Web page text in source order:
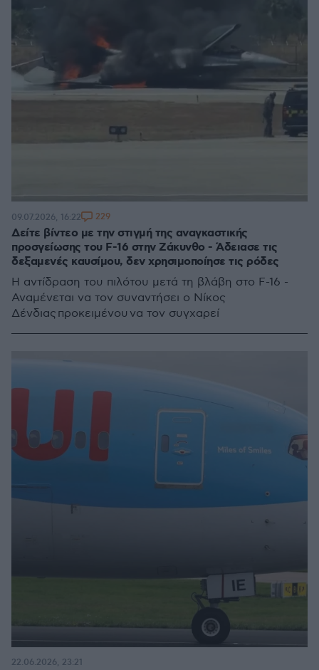
Δείτε βίντεο με την στιγμή της αναγκαστικής
προσγείωσης του F-16 στην Ζάκυνθο - Άδειασε τις
δεξαμενές καυσίμου, δεν χρησιμοποίησε τις ρόδες
Η αντίδραση του πιλότου μετά τη βλάβη στο F-16 -
Αναμένεται να τον συναντήσει ο Νίκος
Δένδιας προκειμένου να τον συγχαρεί
09.07.2026, 16:22 229
22.06.2026, 23:21